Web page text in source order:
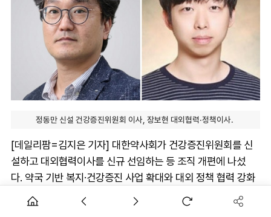
정동만 신설 건강증진위원회 이사, 장보현 대외협력·정책이사.
[데일리팜=김지은 기자] 대한약사회가 건강증진위원회를 신
설하고 대외협력이사를 신규 선임하는 등 조직 개편에 나섰
다. 약국 기반 복지·건강증진 사업 확대와 대외 정책 협력 강화
를 위한 포석으로 풀이된다.